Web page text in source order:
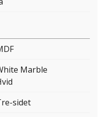
Marble
sidet